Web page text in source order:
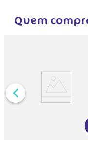
Quem
INFORMAÇÕES DO